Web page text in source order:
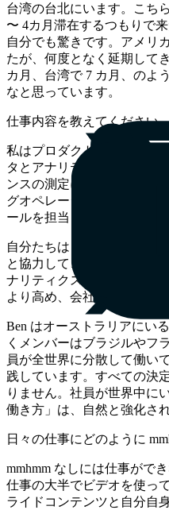
台湾の台北にいます。こち
〜 4カ月滞在するつもりで
自分でも驚きです。アメリ
たが、何度となく延期して
カ月、台湾で 7 カ月、のよ
なと思っています。
仕事内容を教えてください
私はプロダクトマーケティ
タとアナリティクスを専門
ンスの測定に重点を置いて
グオペレーション・マネー
ールを担当しています。
自分たちは 2 人のチームで
と協力して、新しいイニシ
ナリティクスチームやプロ
より高め、会社のゴールに
Ben はオーストラリアにい
くメンバーはブラジルやフ
員が全世界に分散して働い
践しています。すべての決
りません。社員が世界中に
働き方」は、自然と強化さ
日々の仕事にどのように
mmhmm なしには仕事がで
仕事の大半でビデオを使っ
ライドコンテンツと自分自